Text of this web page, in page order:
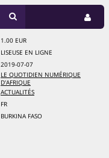
1.00 EUR
LISEUSE EN LIGNE
2019-07-07
LE QUOTIDIEN NUMÉRIQUE
D'AFRIQUE
ACTUALITÉS
FR
BURKINA FASO